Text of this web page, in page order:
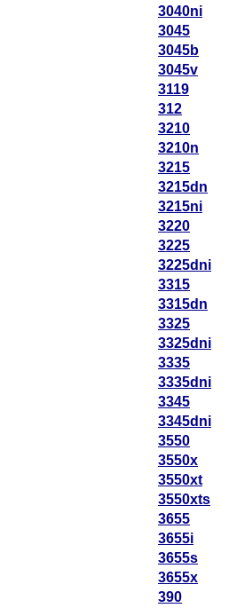
3040ni
3045
3045b
3045v
3119
312
3210
3210n
3215
3215dn
3215ni
3220
3225
3225dni
3315
3315dn
3325
3325dni
3335
3335dni
3345
3345dni
3550
3550x
3550xt
3550xts
3655
3655i
3655s
3655x
390